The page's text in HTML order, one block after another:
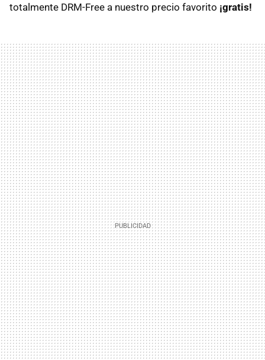
totalmente DRM-Free a nuestro precio favorito ¡gratis!